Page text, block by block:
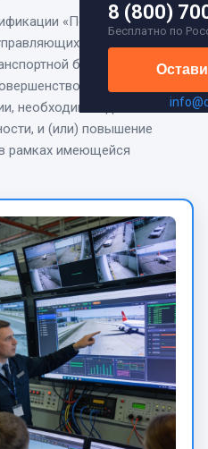
8 (800)
Бесплатно по
«Повышение
техническими
безопасности (7
и (или)
необходимой для
и (или) повышение
рамках имеющейся